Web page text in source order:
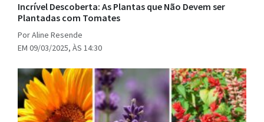
Incrível Descoberta: As Plantas que Não Devem ser
Plantadas com Tomates
Por Aline Resende
EM 09/03/2025, ÀS 14:30